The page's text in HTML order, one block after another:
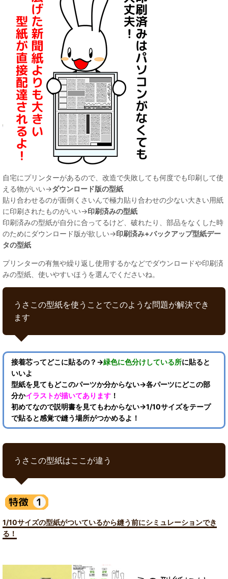
自宅にプリンターがあるので、改造で失敗しても何度でも印刷して使
える物がいい→ダウンロード版の型紙
貼り合わせるのが面倒くさいんで極力貼り合わせの少ない大きい用紙
に印刷されたものがいい→印刷済みの型紙
印刷済みの型紙が自分に合ってるけど、破れたり、部品をなくした時
のためにダウンロード版が欲しい→印刷済み+バックアップ型紙デー
タの型紙
プリンターの有無や繰り返し使用するかなどでダウンロードや印刷済
みの型紙、使いやすいほうを選んでくださいね。
うさこの型紙を使うことでこのような問題が解決でき
ます
接着芯ってどこに貼るの？→緑色に色分けしている所に貼ると
いいよ
型紙を見てもどこのパーツか分からない→各パーツにどこの部
分かイラストが描いてあります ！
初めてなので説明書を見てもわからない→1/10サイズをテープ
で貼ると感覚で縫う場所がつかめるよ！
うさこの型紙はここが違う
1/10サイズの型紙がついているから縫う前にシミュレーションでき
る！